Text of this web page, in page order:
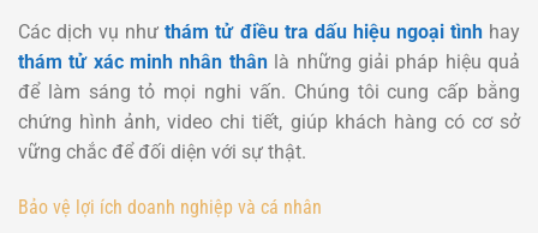
Các dịch vụ nhưthám tử điều tra dấu hiệu ngoại tìnhhay
thám tử xác minh nhân thânlà những giải pháp hiệu quả
để làm sáng tỏ mọi nghi vấn. Chúng tôi cung cấp bằng
chứng hình ảnh, video chi tiết, giúp khách hàng có cơ sở
vững chắc để đối diện với sự thật.
Bảo vệ lợi ích doanh nghiệp và cá nhân